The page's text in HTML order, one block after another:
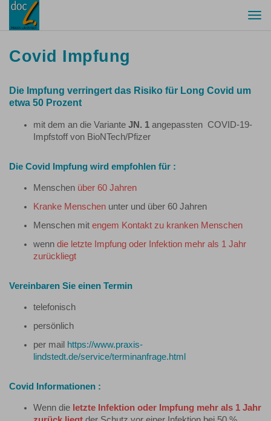
Covid Impfung
Die Impfung verringert das Risiko für Long Covid um
etwa 50 Prozent
mit dem an die Variante JN. 1 angepassten COVID-19-
Impfstoff von BioNTech/Pfizer
Die Covid Impfung wird empfohlen für :
Menschen über 60 Jahren
Kranke Menschen unter und über 60 Jahren
Menschen mit engem Kontakt zu kranken Menschen
wenn die letzte Impfung oder Infektion mehr als 1 Jahr
zurückliegt
Vereinbaren Sie einen Termin
telefonisch
persönlich
per mail https://www.praxis-
lindstedt.de/service/terminanfrage.html
Covid Informationen :
Wenn die letzte Infektion oder Impfung mehr als 1 Jahr